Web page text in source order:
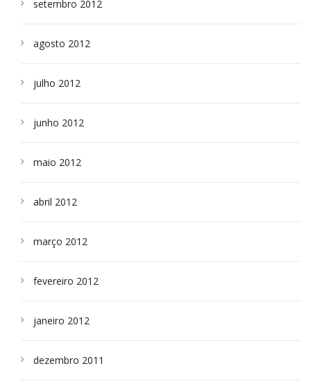
setembro 2012
agosto 2012
julho 2012
junho 2012
maio 2012
abril 2012
março 2012
fevereiro 2012
janeiro 2012
dezembro 2011